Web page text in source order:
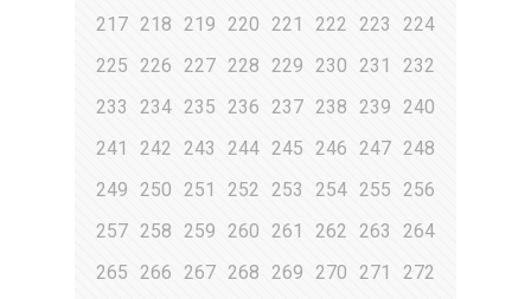
217 218 219 220 221 222 223
224
225 226 227 228 229 230 231
232
233
234 235 236 237 238 239 240
241
242 243 244 245 246 247 248
249 250 251 252 253 254 255 256
257 258 259 260 261 262 263
264
265 266 267 268 269 270 271
272